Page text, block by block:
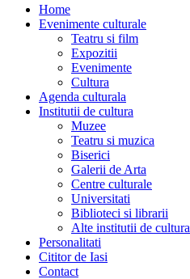
Home
Evenimente culturale
Teatru si film
Expozitii
Evenimente
Cultura
Agenda culturala
Institutii de cultura
Muzee
Teatru si muzica
Biserici
Galerii de Arta
Centre culturale
Universitati
Biblioteci si librarii
Alte institutii de cultura
Personalitati
Cititor de Iasi
Contact